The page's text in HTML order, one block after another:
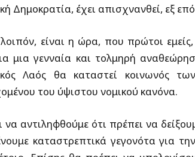
Δημοκρατία, έχει απισχνανθεί, εξ
είναι η ώρα, που πρώτοι
μια γενναία και τολμηρή
Λαός θα καταστεί κοινωνός
του ύψιστου νομικού κανόνα.
να αντιληφθούμε ότι πρέπει να
καταστρεπτικά γεγονότα για